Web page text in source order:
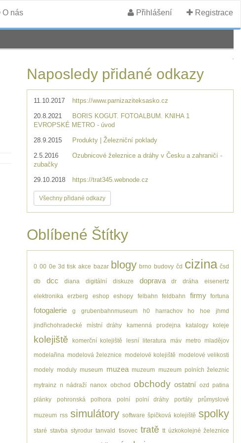
O nás Přihlášení Registrace
Naposledy přidané odkazy
11.10.2017 https://www.parnizaziteksasko.cz
20.8.2021
BORIS KOGUT. FOTOALBUM. KNIHA 1
EVROPSKÉ METRO - úvod
28.9.2015 Produkty | Železniční poklady
2.5.2016
Ozubnicové železnice a dráhy v Česku a zahraničí -
zubačky
29.10.2018 https://trat345.webnode.cz
Všechny přidané odkazy
Oblíbené Štítky
0 00 0e 3d tisk akce bazar blogy brno budovy čd cizina čsd
db dcc diana digitální diskuze doprava dr dráha eisenertz
elektronika erzberg eshop eshopy felbahn feldbahn firmy fortuna
fotogalerie g grubenbahnmuseum h0 harrachov ho hoe jhmd
jindřichohradecké místní dráhy kamenná prodejna katalogy koleje
kolejiště komerční kolejiště lesní literatura máv metro mladějov
modelařina modelová železnice modelové kolejiště modelové velikosti
modely moduly museum muzea muzeum muzeum polních železnic
mytrainz n nádraží nanox obchod obchody ostatní ozd patina
plánky pohronská polhora polní polní dráhy portály průmyslové
muzeum rss simulátory software špičková kolejiště spolky
staré stavba styrodur tanvald tisovec tratě tt úzkokolejné železnice